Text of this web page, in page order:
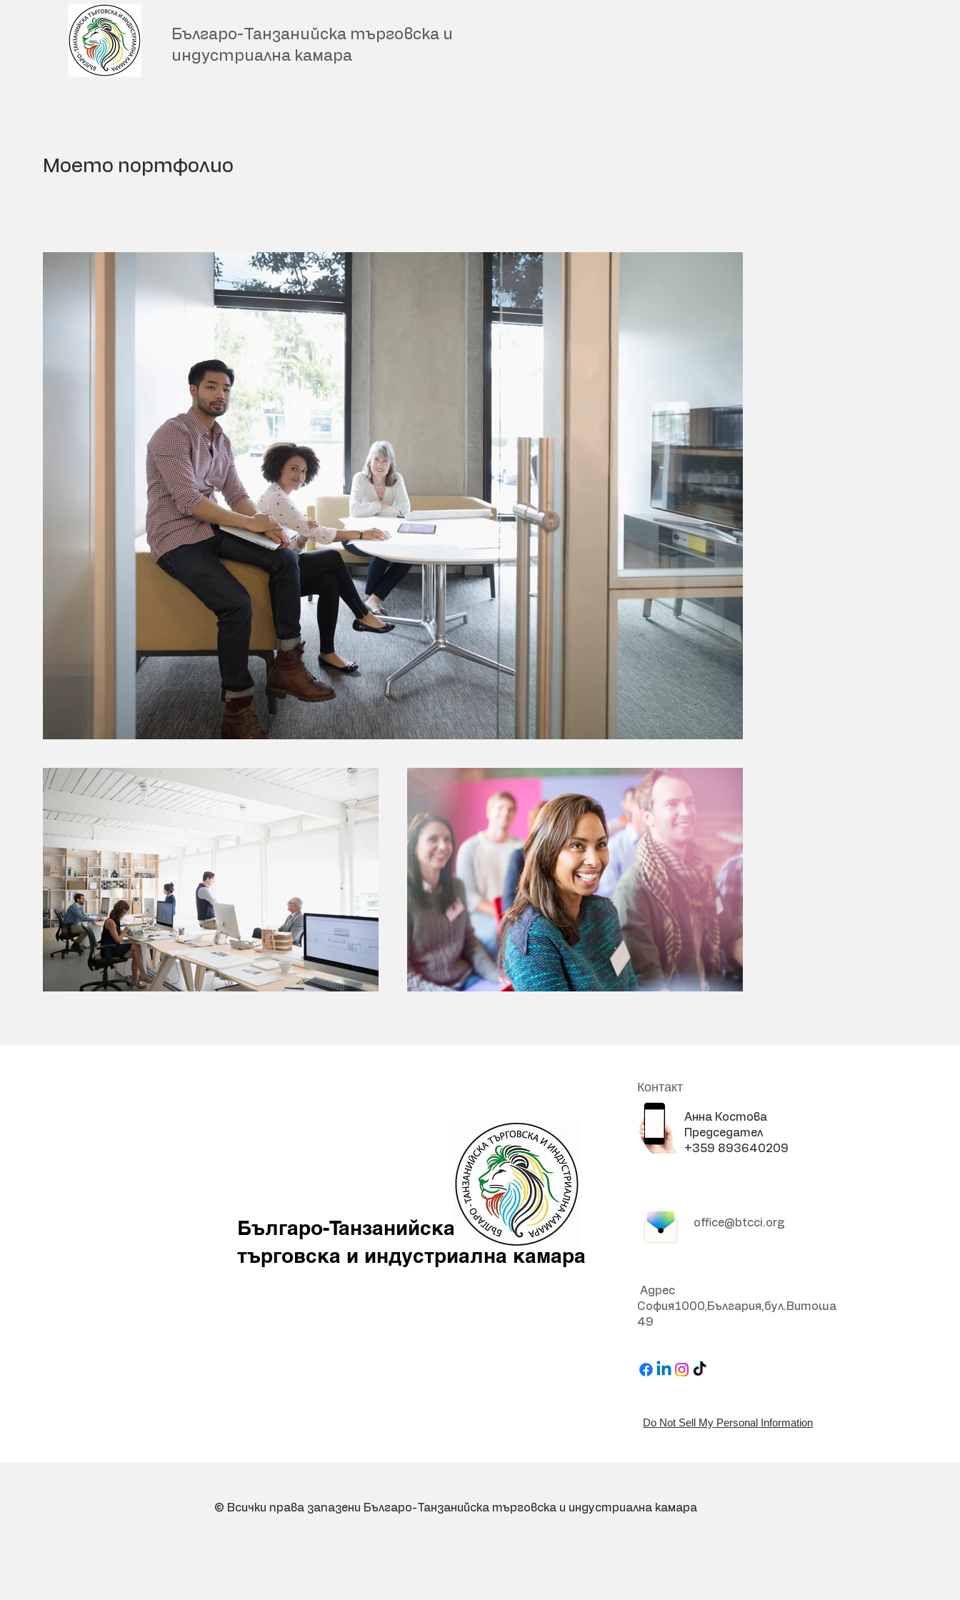
Българо-Танзанийска търговска и
индустриална камара
Моето портфолио
Българо-Танзанийска
търговска и индустриална камара
Контакт
Анна Костова
Председател
+359 893640209
office@btcci.org
Адрес
София1000,България,бул.Витоша
49
Do Not Sell My Personal Information
© Всички права запазени Българо-Танзанийска търговска и индустриална камара